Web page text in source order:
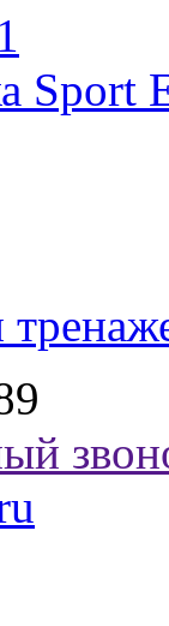
Sport